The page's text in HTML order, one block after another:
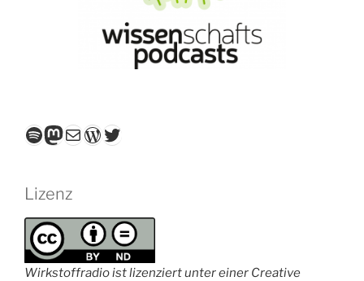
Spotify
Mastodon
E-MailWordPress
Twitter
Lizenz
Wirkstoffradio ist lizenziert unter einer Creative